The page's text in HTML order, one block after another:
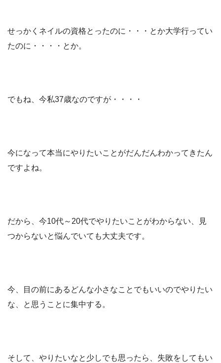
せっかくネイルの資格とったのに・・・とか大学行ってい
たのに・・・・とか。
でもね、今私37歳なのですが・・・・
今になって本当にやりたいことがだんだんわかってきたん
ですよね。
だから、今10代～20代でやりたいことがわからない、見
つからないと悩んでいても大丈夫です。
今、目の前にあるどんな小さなことでもいいのでやりたい
な、と思うことに集中する。
そして、やりたいなと少しでも思ったら、失敗をしてもい